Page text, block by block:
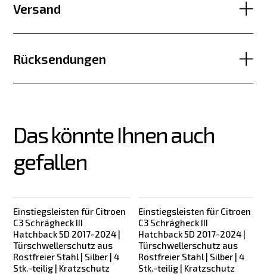
Versand
Rücksendungen
Das könnte Ihnen auch
gefallen
Einstiegsleisten für Citroen
C3 Schrägheck III
Hatchback 5D 2017-2024 |
Türschwellerschutz aus
Rostfreier Stahl | Silber | 4
Stk.-teilig | Kratzschutz
Einstiegsleisten für Citroen
C3 Schrägheck III
Hatchback 5D 2017-2024 |
Türschwellerschutz aus
Rostfreier Stahl | Silber | 4
Stk.-teilig | Kratzschutz